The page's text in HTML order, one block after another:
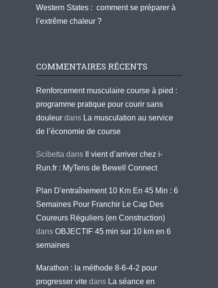
Western States : comment se préparer à
l’extrême chaleur ?
COMMENTAIRES RÉCENTS
Renforcement musculaire course à pied :
programme pratique pour courir sans
douleur dans La musculation au service
de l’économie de course
Scibetta dans
Il vient d’arriver chez i-
Run.fr : MyTens de Bewell Connect
Plan D'entraînement 10 Km En 45 Min : 6
Semaines Pour Franchir Le Cap Des
Coureurs Réguliers (en Construction)
dans OBJECTIF 45 min sur 10 km en 6
semaines
Marathon : la méthode 8-6-4-2 pour
progresser vite dans La séance en